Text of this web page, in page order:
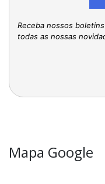
Receba nossos
todas as nossas
Mapa Google